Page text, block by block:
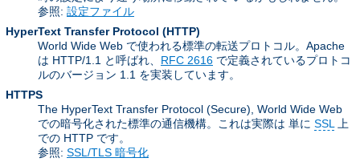
参照: 設定ファイル
HyperText Transfer Protocol (HTTP)
World Wide Web で使われる標準の転送プロトコル。Apache
は HTTP/1.1 と呼ばれ、 RFC 2616 で定義されているプロトコ
ルのバージョン 1.1 を実装しています。
HTTPS
The HyperText Transfer Protocol (Secure), World Wide Web
での暗号化された標準の通信機構。これは実際は 単に SSL
上
での HTTP です。
参照: SSL/TLS 暗号化